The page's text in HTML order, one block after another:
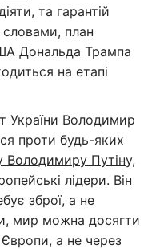
та гарантій
словами, план
Дональда Трампа
на етапі
України Володимир
проти будь-яких
Володимиру Путіну,
лідери. Він
зброї, а не
мир можна досягти
Європи, а не через